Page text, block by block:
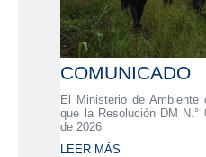
COMUNICADO
El Ministerio de Ambiente
que la Resolución DM N.°
de 2026
LEER MÁS